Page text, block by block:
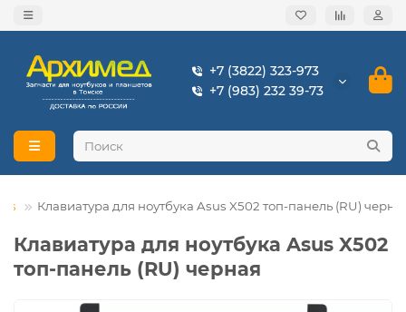
+7 (3822) 323-973
+7 (983) 232 39-73
Клавиатура для ноутбука Asus X502 топ-панель (RU)
Клавиатура для ноутбука Asus X502
топ-панель (RU) черная